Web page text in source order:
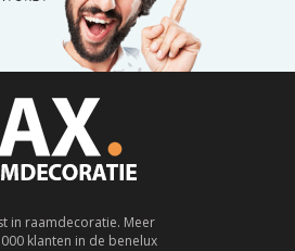
in raamdecoratie. Meer
klanten in de benelux